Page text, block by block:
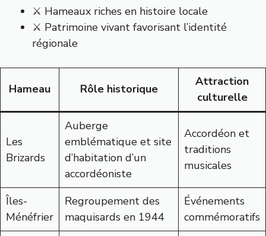
⚔️ Hameaux riches en histoire locale
⚔️ Patrimoine vivant favorisant l’identité
régionale
Hameau Rôle historique
Attraction
culturelle
Les
Brizards
Auberge
emblématique et site
d’habitation d’un
accordéoniste
Accordéon et
traditions
musicales
Îles-
Ménéfrier
Regroupement des
maquisards en 1944
Événements
commémoratifs